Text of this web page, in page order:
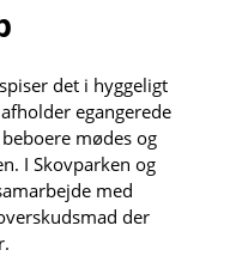
det i hyggeligt
egangerede
mødes og
I Skovparken og
med
der